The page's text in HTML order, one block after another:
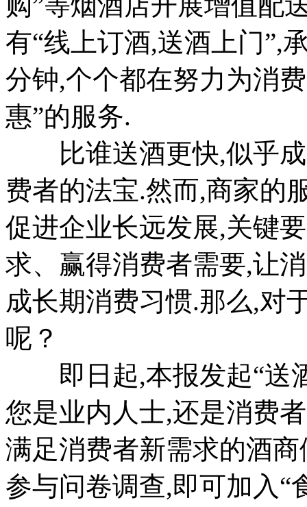
有“线上订酒,送酒上门”,
分钟,个个都在努力为消
惠”的服务.
比谁送酒更快,似乎成
费者的法宝.然而,商家的
促进企业长远发展,关键
求、赢得消费者需要,让
成长期消费习惯.那么,对
呢？
即日起,本报发起“送
您是业内人士,还是消费
满足消费者新需求的酒
参与问卷调查,即可加入“